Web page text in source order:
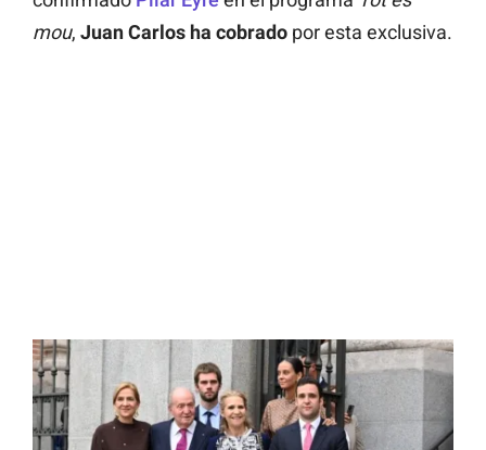
mou, Juan Carlos ha cobrado por esta exclusiva.